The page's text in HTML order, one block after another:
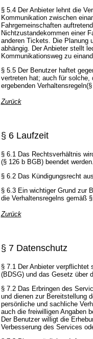
§ 5.4 Der Anbieter lehnt die
Kommunikation zwischen
Fahrgemeinschaften
Nichtzustandekommen einer
anderen Tickets. Die Planung
abhängig. Der Anbieter stellt
Kommunikationsweg zu
§ 5.5 Der Benutzer haftet
vertreten hat; auch für solche,
ergebenden
Zurück
§ 6 Laufzeit
§ 6.1 Das Rechtsverhältnis
(§ 126 b BGB) beendet werden.
§ 6.2 Das Kündigungsrecht
§ 6.3 Ein wichtiger Grund zur
die Verhaltensregelns gemäß
Zurück
§ 7 Datenschutz
§ 7.1 Der Anbieter
(BDSG) und das Gesetz über
§ 7.2 Das Erbringen des
und dienen zur Bereitstellung
persönliche und sachliche
auch die freiwilligen Angaben
Der Benutzer willigt die
Verbesserung des Services